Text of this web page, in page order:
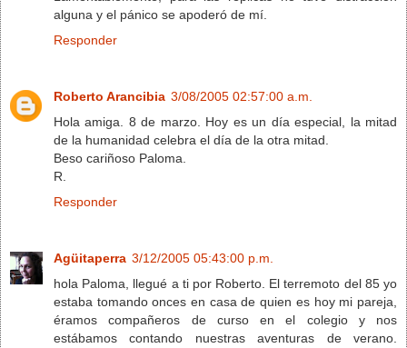
alguna y el pánico se apoderó de mí.
Responder
Roberto Arancibia 3/08/2005 02:57:00 a.m.
Hola amiga. 8 de marzo. Hoy es un día especial, la mitad
de la humanidad celebra el día de la otra mitad.
Beso cariñoso Paloma.
R.
Responder
Agüitaperra 3/12/2005 05:43:00 p.m.
hola Paloma, llegué a ti por Roberto. El terremoto del 85 yo
estaba tomando onces en casa de quien es hoy mi pareja,
éramos compañeros de curso en el colegio y nos
estábamos contando nuestras aventuras de verano.